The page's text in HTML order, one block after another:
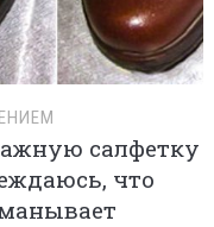
салфетку
что